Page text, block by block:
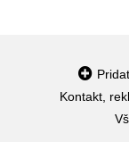
Kontakt,